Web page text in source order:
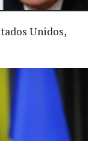
Unidos,